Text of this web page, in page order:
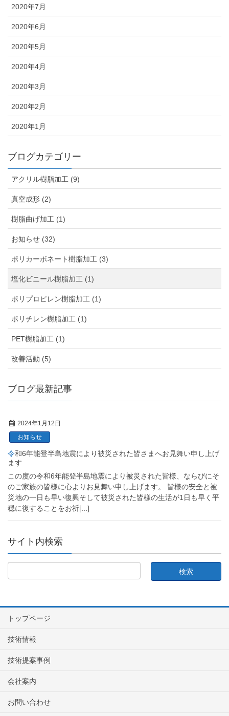
2020年7月
2020年6月
2020年5月
2020年4月
2020年3月
2020年2月
2020年1月
ブログカテゴリー
アクリル樹脂加工 (9)
真空成形 (2)
樹脂曲げ加工 (1)
お知らせ (32)
ポリカーボネート樹脂加工 (3)
塩化ビニール樹脂加工 (1)
ポリプロピレン樹脂加工 (1)
ポリチレン樹脂加工 (1)
PET樹脂加工 (1)
改善活動 (5)
ブログ最新記事
2024年1月12日
お知らせ
令和6年能登半島地震により被災された皆さまへお見舞い申し上げ
ます
この度の令和6年能登半島地震により被災された皆様、ならびにそ
のご家族の皆様に心よりお見舞い申し上げます。 皆様の安全と被
災地の一日も早い復興そして被災された皆様の生活が1日も早く平
穏に復することをお祈[...]
サイト内検索
トップページ
技術情報
技術提案事例
会社案内
お問い合わせ